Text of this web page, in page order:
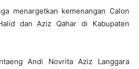
menargetkan kemenangan Calon
dan Aziz Qahar di Kabupaten
Andi Novrita Aziz Langgara